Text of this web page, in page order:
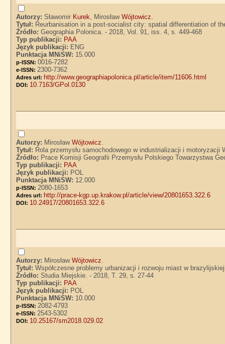
Autorzy:Sławomir Kurek, MirosławWójtowicz.
Tytuł: Reurbanisation in a post-socialist city: spatial differentiation of
Źródło:Geographia Polonica. - 2018, Vol. 91, iss. 4, s. 449-468
Typ publikacji: PAA
Język publikacji: ENG
Punktacja MNiSW: 15.000
p-ISSN:0016-7282
e-ISSN: 2300-7362
Adres url: http://www.geographiapolonica.pl/article/item/11606.html
DOI: 10.7163/GPol.0130
Autorzy: MirosławWójtowicz.
Tytuł: Rola przemysłu samochodowego w industrializacji i motoryzacji
Źródło: Prace Komisji Geografii Przemysłu Polskiego Towarzystwa
Typ publikacji: PAA
Język publikacji: POL
Punktacja MNiSW: 12.000
p-ISSN: 2080-1653
Adres url: http://prace-kgp.up.krakow.pl/article/view/20801653.322.6
DOI: 10.24917/20801653.322.6
Autorzy: MirosławWójtowicz.
Tytuł:Współczesne problemy urbanizacji i rozwoju miast w
Źródło:Studia Miejskie. - 2018, T. 29, s. 27-44
Typ publikacji: PAA
Język publikacji: POL
Punktacja MNiSW: 10.000
p-ISSN: 2082-4793
e-ISSN: 2543-5302
DOI: 10.25167/sm2018.029.02